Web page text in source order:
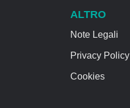
ALTRO
Note Legali
Privacy Policy
Cookies